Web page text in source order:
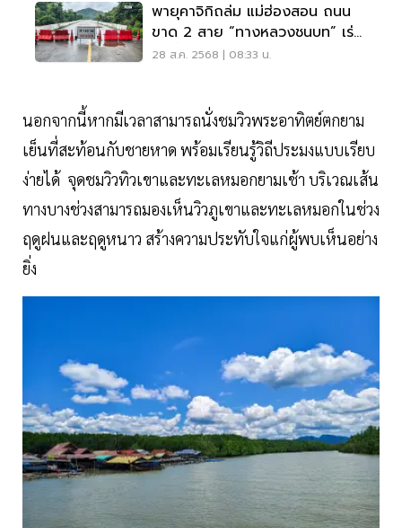
พายุคาจิกิถล่ม แม่ฮ่องสอน ถนน
ขาด 2 สาย “ทางหลวงชนบท” เร่ง
ติดตั้งสะพานเบลีย์
28 ส.ค. 2568 | 08:33 น.
นอกจากนี้หากมีเวลาสามารถนั่งชมวิวพระอาทิตย์ตกยาม
เย็นที่สะท้อนกับชายหาด พร้อมเรียนรู้วิถีประมงแบบเรียบ
ง่ายได้ จุดชมวิวทิวเขาและทะเลหมอกยามเช้า บริเวณเส้น
ทางบางช่วงสามารถมองเห็นวิวภูเขาและทะเลหมอกในช่วง
ฤดูฝนและฤดูหนาว สร้างความประทับใจแก่ผู้พบเห็นอย่าง
ยิ่ง